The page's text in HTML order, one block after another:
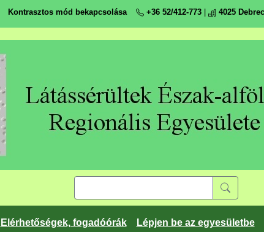
Kontrasztos mód bekapcsolása +36 52/412-773 4025
Elérhetőségek, fogadóórák Lépjen be az egyesületbe